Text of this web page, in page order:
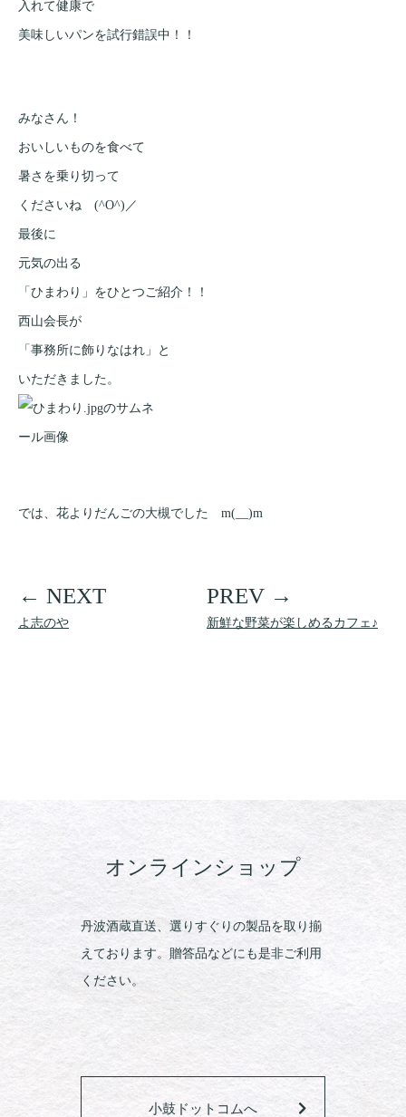
入れて健康で
美味しいパンを試行錯誤中！！
みなさん！
おいしいものを食べて
暑さを乗り切って
くださいね (^O^)／
最後に
元気の出る
「ひまわり」をひとつご紹介！！
西山会長が
「事務所に飾りなはれ」と
いただきました。
では、花よりだんごの大槻でした m(__)m
よ志のや 新鮮な野菜が楽しめるカフェ♪
オンラインショップ
丹波酒蔵直送、選りすぐりの製品を取り揃
えております。贈答品などにも是非ご利用
ください。
小鼓ドットコムへ